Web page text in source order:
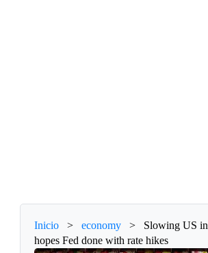
Inicio > economy >
Slowing US
hopes Fed done with rate hikes